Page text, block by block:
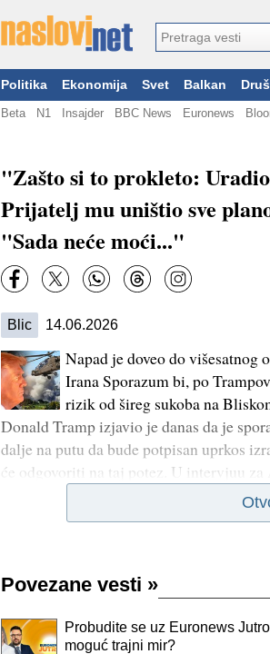
Politika Ekonomija Svet Balkan
Beta N1 Insajder BBC News Euronews
"Zašto si to prokleto:
Prijatelj mu uništio sve
"Sada neće moći..."
Blic 14.06.2026
Napad je doveo do
Irana Sporazum bi, po
rizik od šireg sukoba na
Donald Tramp izjavio je danas da je
dalje na putu da bude potpisan uprkos
će odgovoriti na taj potez. U intervjuu
Povezane vesti »
Probudite se uz Euronews
moguć trajni mir?